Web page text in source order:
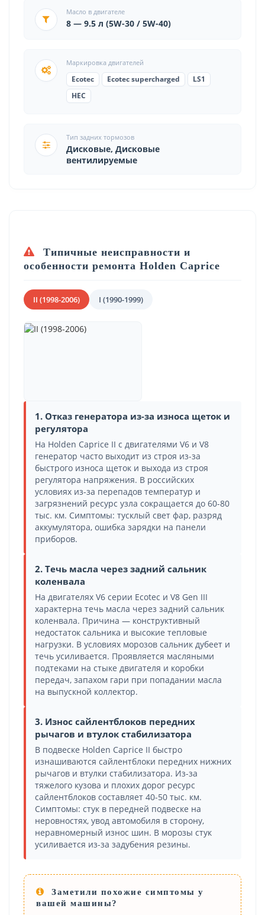
Масло в двигателе
8 — 9.5 л (5W-30 / 5W-40)
Маркировка двигателей
Ecotec
Ecotec supercharged
LS1
HEC
Тип задних тормозов
Дисковые, Дисковые
вентилируемые
Типичные неисправности и
особенности ремонта Holden Caprice
II (1998-2006) I (1990-1999)
1. Отказ генератора из-за износа щеток и
регулятора
На Holden Caprice II с двигателями V6 и V8
генератор часто выходит из строя из-за
быстрого износа щеток и выхода из строя
регулятора напряжения. В российских
условиях из-за перепадов температур и
загрязнений ресурс узла сокращается до 60-80
тыс. км. Симптомы: тусклый свет фар, разряд
аккумулятора, ошибка зарядки на панели
приборов.
2. Течь масла через задний сальник
коленвала
На двигателях V6 серии Ecotec и V8 Gen III
характерна течь масла через задний сальник
коленвала. Причина — конструктивный
недостаток сальника и высокие тепловые
нагрузки. В условиях морозов сальник дубеет и
течь усиливается. Проявляется масляными
подтеками на стыке двигателя и коробки
передач, запахом гари при попадании масла
на выпускной коллектор.
3. Износ сайлентблоков передних
рычагов и втулок стабилизатора
В подвеске Holden Caprice II быстро
изнашиваются сайлентблоки передних нижних
рычагов и втулки стабилизатора. Из-за
тяжелого кузова и плохих дорог ресурс
сайлентблоков составляет 40-50 тыс. км.
Симптомы: стук в передней подвеске на
неровностях, увод автомобиля в сторону,
неравномерный износ шин. В морозы стук
усиливается из-за задубения резины.
Заметили похожие симптомы у
вашей машины?